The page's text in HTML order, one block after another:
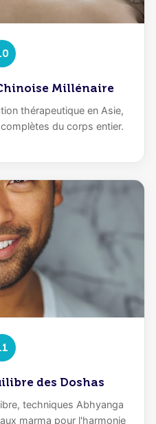
Millénaire
thérapeutique en Asie,
du corps entier.
des Doshas
techniques Abhyanga
marma pour l'harmonie